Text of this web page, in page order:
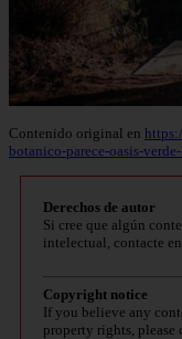
Contenido original en
botanico-parece-oasis-
Derechos de autor
Si cree que algún
intelectual, contacte en
Copyright notice
If you believe any
property rights, please